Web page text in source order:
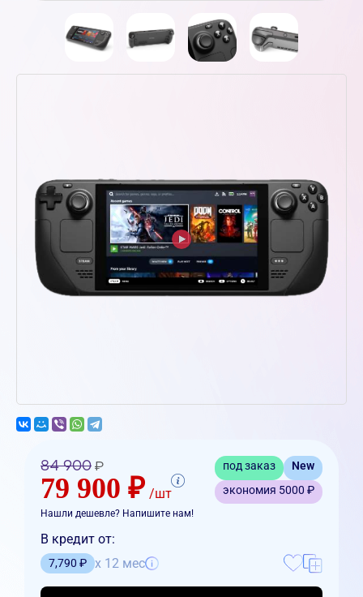
84 900 ₽
79 900 ₽ /шт
под заказ
New
экономия 5000 ₽
Нашли дешевле? Напишите нам!
В кредит от:
7,790 ₽ x 12 мес